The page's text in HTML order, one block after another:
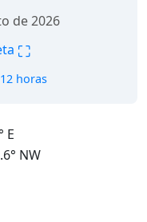
de 2026
⛶
horas
E
NW